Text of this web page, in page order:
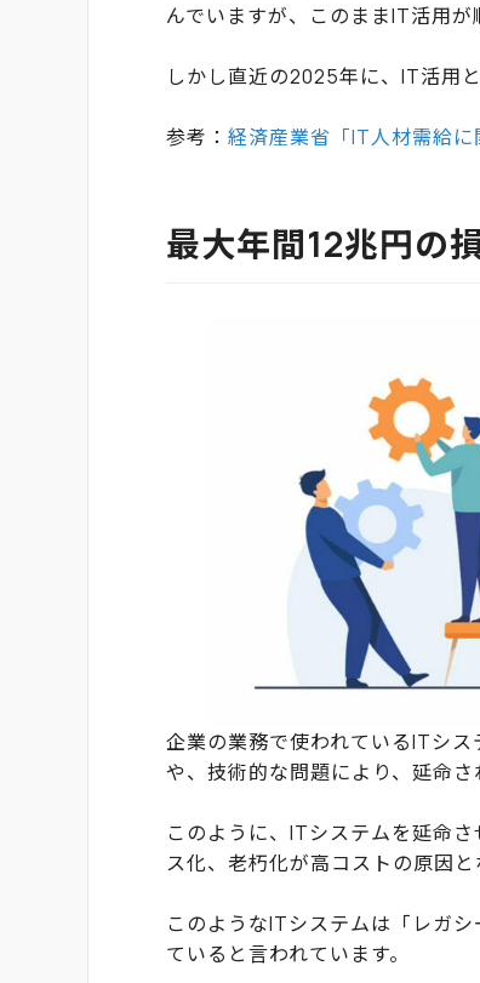
んでいますが、このままIT活用
しかし直近の2025年に、IT活用
参考： 経済産業省「IT人材需給に
最大年間12兆円の
企業の業務で使われているITシ
や、技術的な問題により、延命さ
このように、ITシステムを延命
ス化、老朽化が高コストの原因と
このようなITシステムは「レガ
ていると言われています。